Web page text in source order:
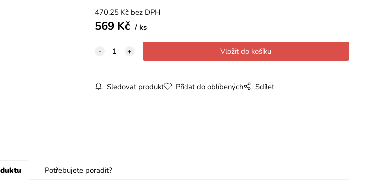
470.25Kč bez DPH
569Kč ks
Sledovat produkt Přidat do oblíbených Sdílet
Potřebujete poradit?